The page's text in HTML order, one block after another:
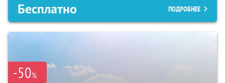
Бесплатно ПОДРОБНЕЕ
-50%